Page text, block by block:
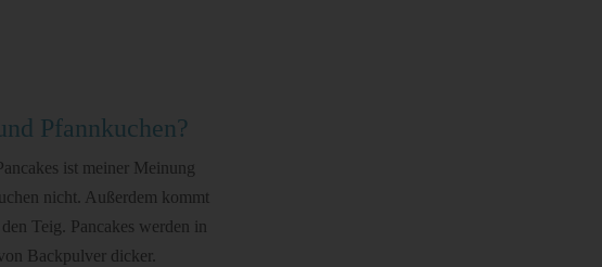
Pfannkuchen?
ist meiner Meinung
nicht. Außerdem kommt
Teig. Pancakes werden in
Backpulver dicker.